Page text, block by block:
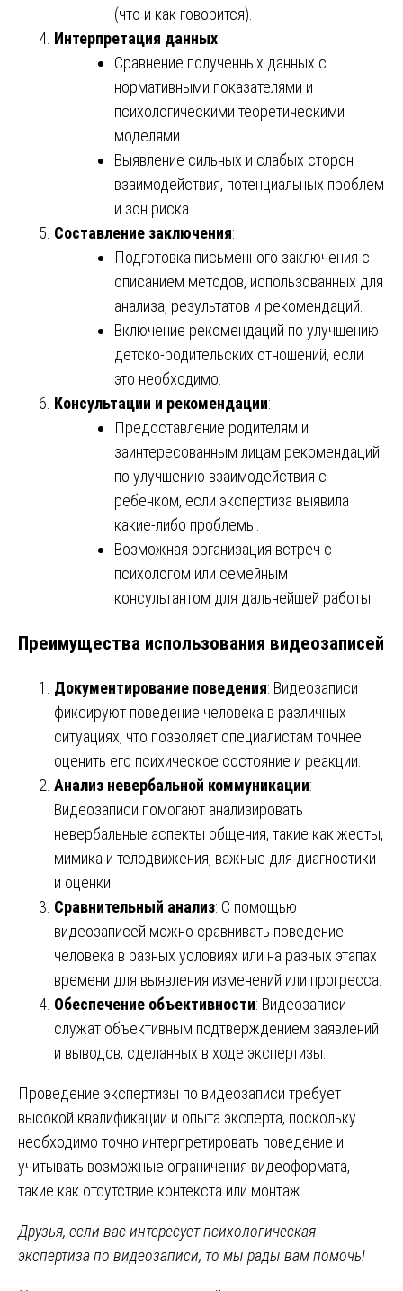
(что и как говорится).
Интерпретация данных:
Сравнение полученных данных с
нормативными показателями и
психологическими теоретическими
моделями.
Выявление сильных и слабых сторон
взаимодействия, потенциальных проблем
и зон риска.
Составление заключения:
Подготовка письменного заключения с
описанием методов, использованных для
анализа, результатов и рекомендаций.
Включение рекомендаций по улучшению
детско-родительских отношений, если
это необходимо.
Консультации и рекомендации:
Предоставление родителям и
заинтересованным лицам рекомендаций
по улучшению взаимодействия с
ребенком, если экспертиза выявила
какие-либо проблемы.
Возможная организация встреч с
психологом или семейным
консультантом для дальнейшей работы.
Преимущества использования видеозаписей
Документирование поведения: Видеозаписи
фиксируют поведение человека в различных
ситуациях, что позволяет специалистам точнее
оценить его психическое состояние и реакции.
Анализ невербальной коммуникации:
Видеозаписи помогают анализировать
невербальные аспекты общения, такие как жесты,
мимика и телодвижения, важные для диагностики
и оценки.
Сравнительный анализ: С помощью
видеозаписей можно сравнивать поведение
человека в разных условиях или на разных этапах
времени для выявления изменений или прогресса.
Обеспечение объективности: Видеозаписи
служат объективным подтверждением заявлений
и выводов, сделанных в ходе экспертизы.
Проведение экспертизы по видеозаписи требует
высокой квалификации и опыта эксперта, поскольку
необходимо точно интерпретировать поведение и
учитывать возможные ограничения видеоформата,
такие как отсутствие контекста или монтаж.
Друзья, если вас интересует психологическая
экспертиза по видеозаписи, то мы рады вам помочь!